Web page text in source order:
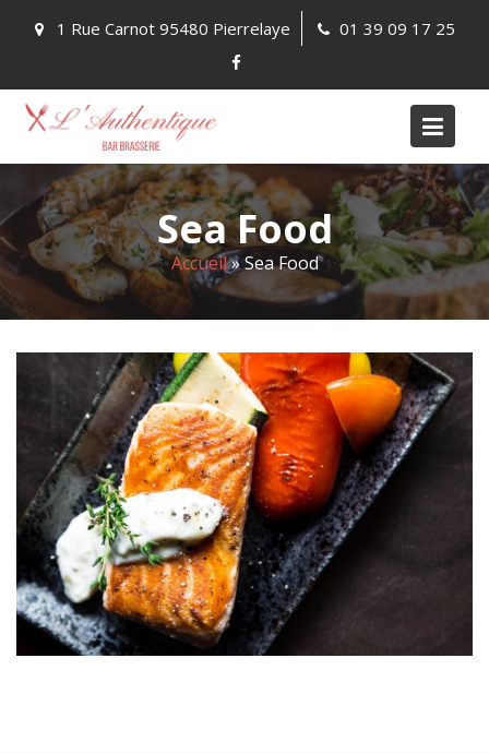
1 Rue Carnot 95480 Pierrelaye 01 39 09 17 25
Sea Food
Accueil»Sea Food